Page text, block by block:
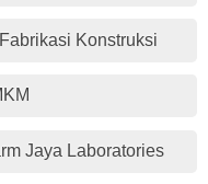
Konstruksi
Jaya Laboratories